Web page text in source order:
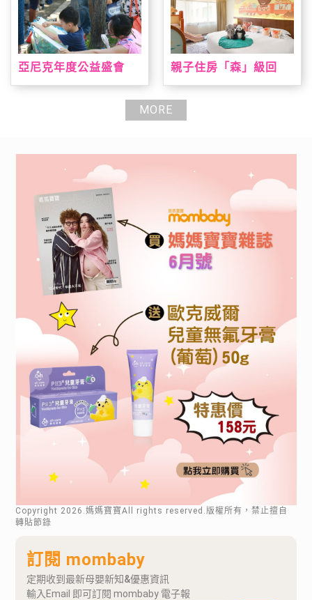
亞尼克年度公益盛會
趣，早鳥報到就送手撕
親子住房「森」級回
房結合台灣動物、溜滑
梯、遊戲室全日通一次
MORE
Copyright 2026 .媽媽寶寶All rights reserved.版權所有，禁止擅自
轉貼節錄
訂閱 mombaby
定期收到最新母嬰新知&優惠資訊
輸入Email 即可訂閱 mombaby 電子報